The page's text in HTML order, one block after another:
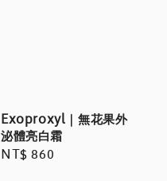
Exoproxyl｜無花果外
泌體亮白霜
Regular
NT$ 860